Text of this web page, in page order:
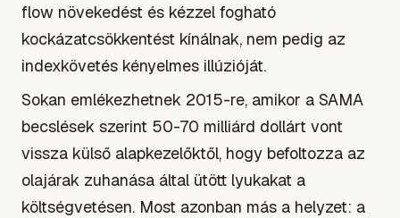
flow növekedést és kézzel fogható
kockázatcsökkentést kínálnak, nem pedig az
indexkövetés kényelmes illúzióját.
Sokan emlékezhetnek 2015-re, amikor a SAMA
becslések szerint 50-70 milliárd dollárt vont
vissza külső alapkezelőktől, hogy befoltozza az
olajárak zuhanása által ütött lyukakat a
költségvetésen. Most azonban más a helyzet: a